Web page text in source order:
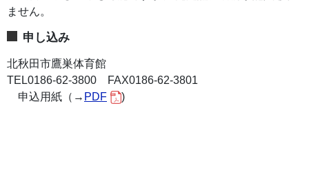
ません。
申し込み
北秋田市鷹巣体育館
TEL0186-62-3800 FAX0186-62-3801
申込用紙（→ PDF )